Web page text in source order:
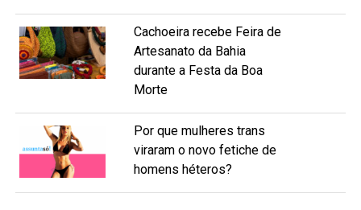
Cachoeira recebe Feira de
Artesanato da Bahia
durante a Festa da Boa
Morte
Por que mulheres trans
viraram o novo fetiche de
homens héteros?